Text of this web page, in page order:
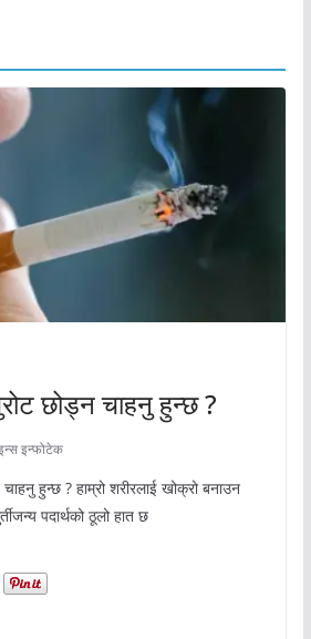
छोड्न चाहनु हुन्छ ?
इन्फोटेक
हुन्छ ? हाम्रो शरीरलाई खोक्रो बनाउन
पदार्थको ठूलो हात छ